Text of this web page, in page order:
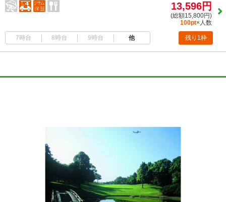
13,596円
(総額15,800円)
100pt×人数
7時台 8時台 9時台 他 残り1枠